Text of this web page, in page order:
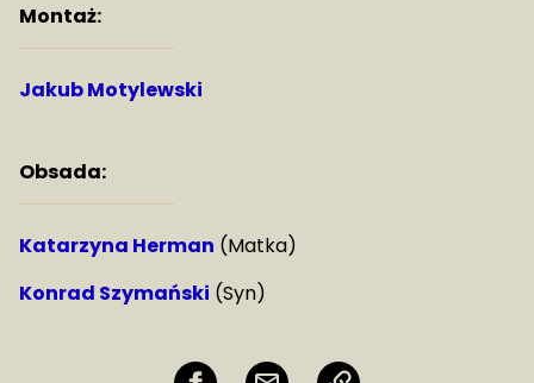
Montaż:
Jakub Motylewski
Obsada:
Katarzyna Herman (Matka)
Konrad Szymański (Syn)